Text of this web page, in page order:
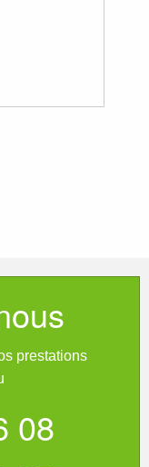
prestations
08